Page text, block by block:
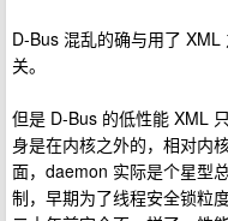
D-Bus 混乱的确与用了
关。
但是 D-Bus 的低性能 XML
身是在内核之外的，相对内
面，daemon 实际是个星型
制，早期为了线程安全锁粒